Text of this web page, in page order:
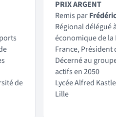
de
PRIX ARGENT
Remis par
Régional délégué
économique de la
France, Président
Décerné au
actifs en 2050
Lycée Alfred
Lille